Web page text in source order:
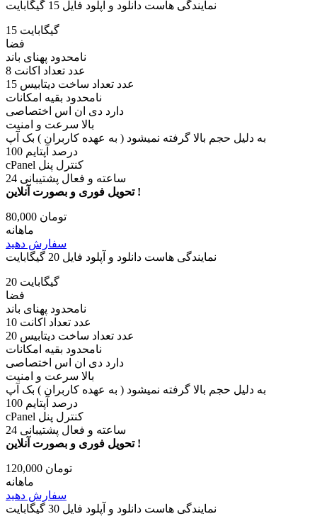
نمایندگی هاست دانلود و آپلود فایل 15 گیگابایت
15 گیگابایت
فضا
نامحدود پهنای باند
8 عدد تعداد اکانت
15 عدد تعداد ساخت دیتابیس
نامحدود بقیه امکانات
دارد دی ان اس اختصاصی
بالا سرعت و امنیت
به دلیل حجم بالا گرفته نمیشود ( به عهده کاربران ) بک آپ
100 درصد آپتایم
cPanel کنترل پنل
24 ساعته و فعال پشتیبانی
تحویل فوری و بصورت آنلاین !
80,000 تومان
ماهانه
سفارش دهید
نمایندگی هاست دانلود و آپلود فایل 20 گیگابایت
20 گیگابایت
فضا
نامحدود پهنای باند
10 عدد تعداد اکانت
20 عدد تعداد ساخت دیتابیس
نامحدود بقیه امکانات
دارد دی ان اس اختصاصی
بالا سرعت و امنیت
به دلیل حجم بالا گرفته نمیشود ( به عهده کاربران ) بک آپ
100 درصد آپتایم
cPanel کنترل پنل
24 ساعته و فعال پشتیبانی
تحویل فوری و بصورت آنلاین !
120,000 تومان
ماهانه
سفارش دهید
نمایندگی هاست دانلود و آپلود فایل 30 گیگابایت